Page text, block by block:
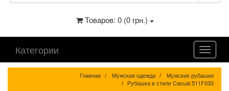
Товаров: 0 (0 грн.)
Категории
Главная Мужская одежда
Мужские рубашки
Рубашка в стиле Casual 511F033